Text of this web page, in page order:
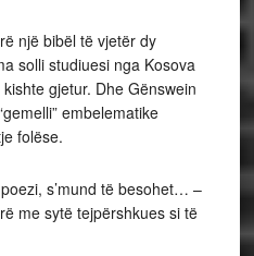
një bibël të vjetër dy
solli studiuesi nga Kosova
gjetur. Dhe Gënswein
embelematike
folëse.
s’mund të besohet… –
me sytë tejpërshkues si të